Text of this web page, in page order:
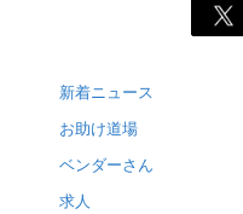
新着ニュース
お助け道場
ベンダーさん
求人